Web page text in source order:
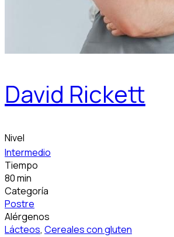
David Rickett
Nivel
Intermedio
Tiempo
80 min
Categoría
Postre
Alérgenos
Lácteos, Cereales con gluten